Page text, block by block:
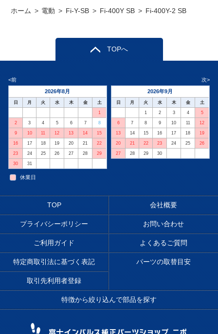
ホーム > 電動 > Fi-Y-SB > Fi-400Y SB > Fi-400Y-2 SB
TOPへ
<前
次>
2026年8月
日 月 火 水 木 金 土
1
2 3 4 5 6 7 8
9 10 11 12 13 14 15
16 17 18 19 20 21 22
23 24 25 26 27 28 29
30 31
2026年9月
日 月 火 水 木 金 土
1 2 3 4 5
6 7 8 9 10 11 12
13 14 15 16 17 18 19
20 21 22 23 24 25 26
27 28 29 30
休業日
TOP 会社概要
プライバシーポリシー お問い合わせ
ご利用ガイド よくあるご質問
特定商取引法に基づく表記 パーツの取替目安
取引先利用者登録
特徴から絞り込んで部品を探す